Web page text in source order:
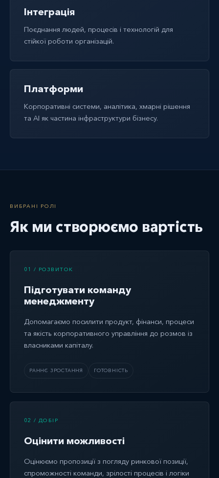
Інтеграція
Поєднання людей, процесів і технологій для
стійкої роботи організацій.
Платформи
Корпоративні системи, аналітика, хмарні рішення
та AI як частина інфраструктури бізнесу.
ВИБРАНІ РОЛІ
Як ми створюємо вартість
01 / РОЗВИТОК
Підготувати команду
менеджменту
Допомагаємо посилити продукт, фінанси, процеси
та якість корпоративного управління до розмов із
власниками капіталу.
РАННЄ ЗРОСТАННЯ ГОТОВНІСТЬ
02 / ДОБІР
Оцінити можливості
Оцінюємо пропозиції з погляду ринкової позиції,
спроможності команди, зрілості процесів і логіки